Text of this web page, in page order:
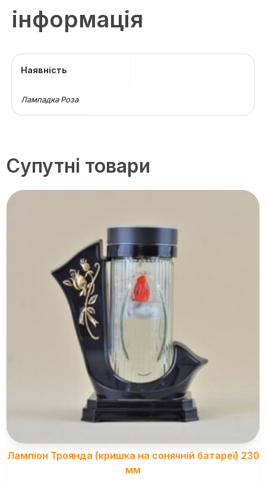
інформація
Наявність
Лампадка Роза
Супутні товари
Лампіон Троянда (кришка на сонячній батареї) 230
мм